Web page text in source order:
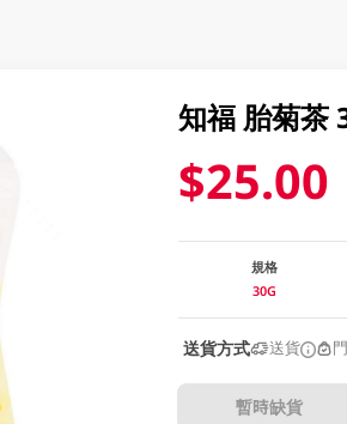
知福 胎菊茶
$25.00
規格
30G
送貨方式 送貨
暫時缺貨